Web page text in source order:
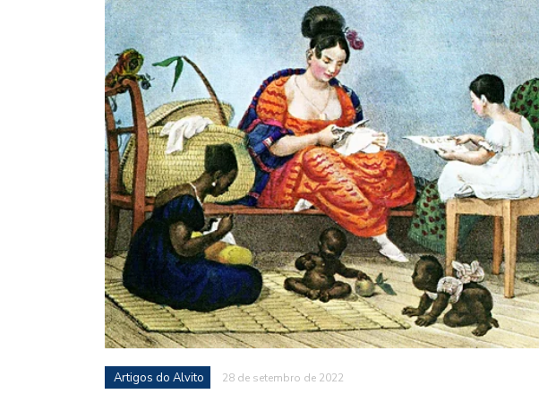
Artigos do Alvito 28 de setembro de 2022